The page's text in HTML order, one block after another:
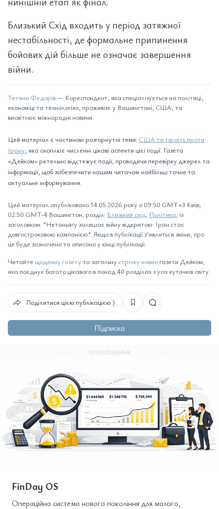
Близький Схід входить у період затяжної
нестабільності, де формальне припинення
бойових дій більше не означає завершення
війни.
Тетяна Федорів— Кореспондент, яка спеціалізується на політиці,
економіці та технологіях, проживає у Вашингтоні, США, та
висвітлює міжнародні новини.
Цей матеріал є частиною розгорнутої теми: США та Ізраїль проти
Ірану, яка охоплює численні цікаві аспекти цієї події. Газета
«Дейком» ретельно відстежує події, проводячи перевірку джерел та
інформації, щоб забезпечити нашим читачам найбільш точне та
актуальне інформування.
Цей матеріал опубліковано 14.05.2026 року о 09:50 GMT+3 Київ;
02:50 GMT-4 Вашингтон, розділ: Близький схід, Політика, із
заголовком: "Нетаньягу залишає війну відкритою: Іран стає
довгостроковою кампанією". Якщо в публікації з'являться зміни, про
це буде зазначено та описано у кінці публікації.
Читайте щоденну газету та загальну стрічку новин газети Дейком,
яка поєднує багато цікавого в понад 40 розділах з усіх куточків світу.
Поділитися цією публікацією ⟩
Підписка
ОГОЛОШЕННЯ
FinDay OS
Операційна система нового покоління для малого,